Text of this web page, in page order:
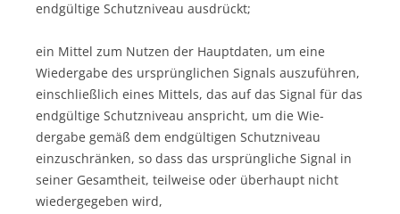
endgültige Schutzniveau ausdrückt;
ein Mittel zum Nutzen der Hauptdaten, um eine
Wiedergabe des ursprünglichen Signals auszuführen,
einschließlich eines Mittels, das auf das Signal für das
endgültige Schutzniveau anspricht, um die Wie-
dergabe gemäß dem endgültigen Schutzniveau
einzuschränken, so dass das ursprüngliche Signal in
seiner Gesamtheit, teilweise oder überhaupt nicht
wiedergegeben wird,